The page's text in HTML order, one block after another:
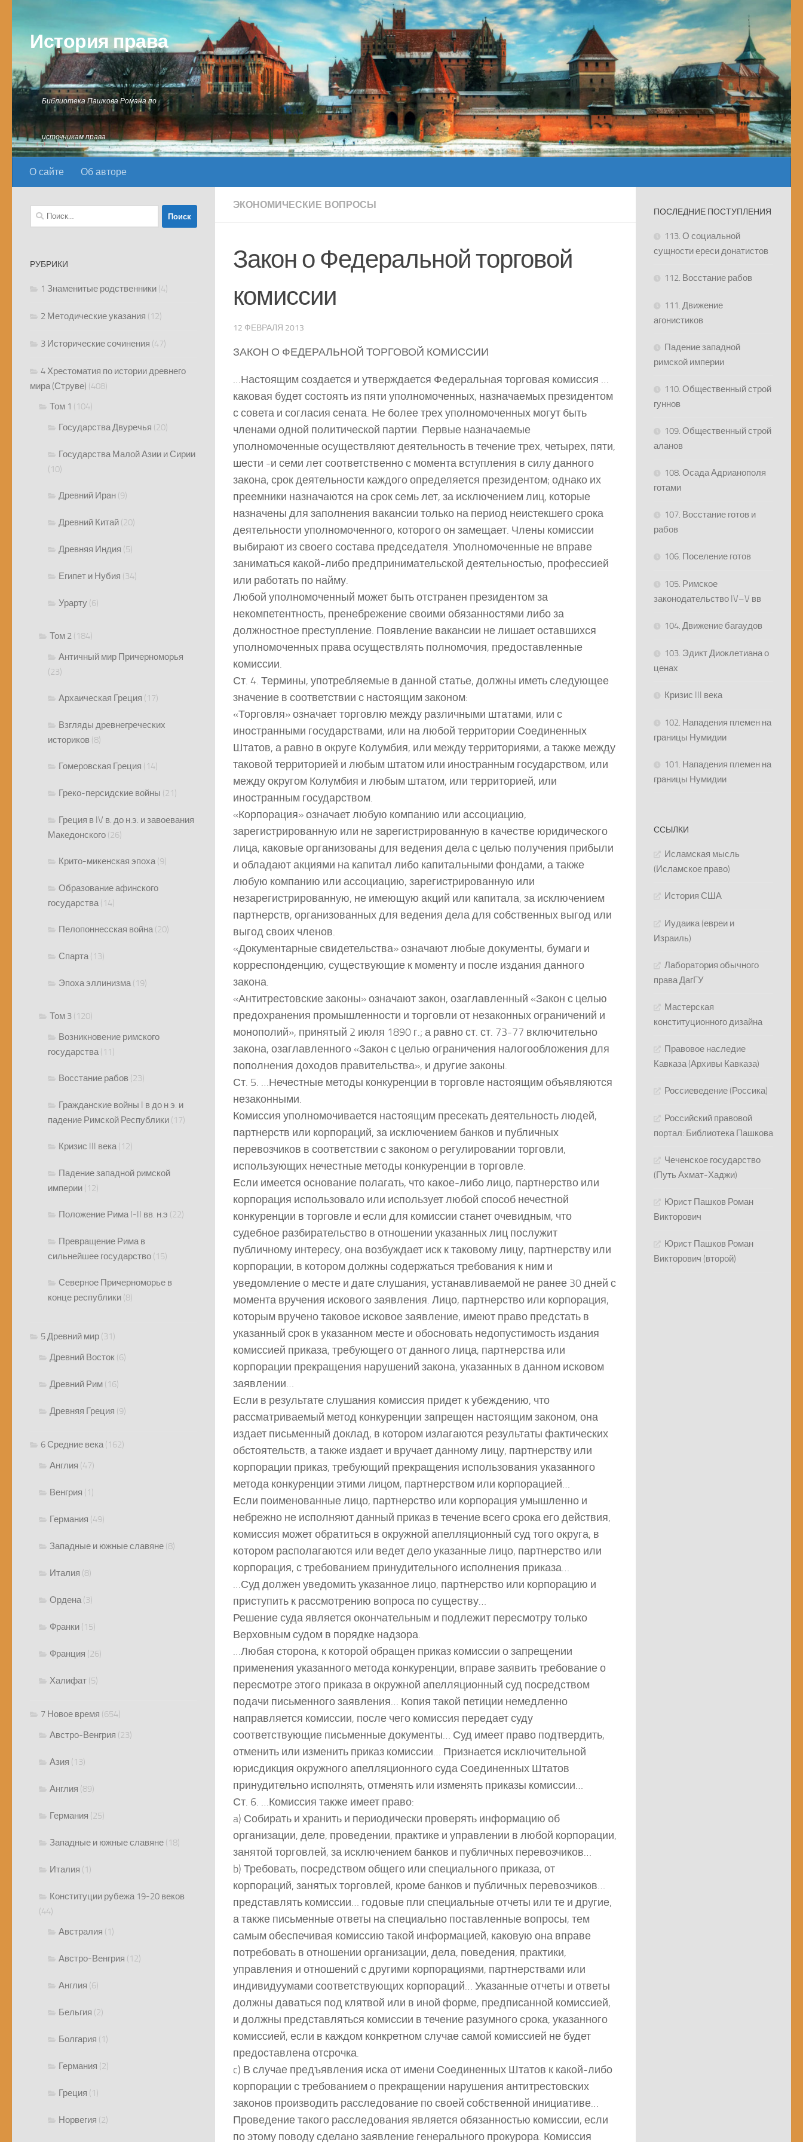
Перейти к содержимому
История права
Библиотека Пашкова Романа по
источникам права
О сайте Об авторе
ЭКОНОМИЧЕСКИЕ ВОПРОСЫ
Закон о Федеральной торговой
комиссии
12 ФЕВРАЛЯ 2013
ЗАКОН О ФЕДЕРАЛЬНОЙ ТОРГОВОЙ КОМИССИИ
…Настоящим создается и утверждается Федеральная торговая комиссия …
каковая будет состоять из пяти уполномоченных, назначаемых президентом
с совета и согласия сената. Не более трех уполномоченных могут быть
членами одной политической партии. Первые назначаемые
уполномоченные осуществляют деятельность в течение трех, четырех, пяти,
шести -и семи лет соответственно с момента вступления в силу данного
закона, срок деятельности каждого определяется президентом; однако их
преемники назначаются на срок семь лет, за исключением лиц, которые
назначены для заполнения вакансии только на период неистекшего срока
деятельности уполномоченного, которого он замещает. Члены комиссии
выбирают из своего состава председателя. Уполномоченные не вправе
заниматься какой-либо предпринимательской деятельностью, профессией
или работать по найму.
Любой уполномоченный может быть отстранен президентом за
некомпетентность, пренебрежение своими обязанностями либо за
должностное преступление. Появление вакансии не лишает оставшихся
уполномоченных права осуществлять полномочия, предоставленные
комиссии.
Ст. 4. Термины, употребляемые в данной статье, должны иметь следующее
значение в соответствии с настоящим законом:
«Торговля» означает торговлю между различными штатами, или с
иностранными государствами, или на любой территории Соединенных
Штатов, а равно в округе Колумбия, или между территориями, а также между
таковой территорией и любым штатом или иностранным государством, или
между округом Колумбия и любым штатом, или территорией, или
иностранным государством.
«Корпорация» означает любую компанию или ассоциацию,
зарегистрированную или не зарегистрированную в качестве юридического
лица, каковые организованы для ведения дела с целью получения прибыли
и обладают акциями на капитал либо капитальными фондами, а также
любую компанию или ассоциацию, зарегистрированную или
незарегистрированную, не имеющую акций или капитала, за исключением
партнерств, организованных для ведения дела для собственных выгод или
выгод своих членов.
«Документарные свидетельства» означают любые документы, бумаги и
корреспонденцию, существующие к моменту и после издания данного
закона.
«Антитрестовские законы» означают закон, озаглавленный «Закон с целью
предохранения промышленности и торговли от незаконных ограничений и
монополий», принятый 2 июля 1890 г.; а равно ст. ст. 73-77 включительно
закона, озаглавленного «Закон с целью ограничения налогообложения для
пополнения доходов правительства», и другие законы.
Ст. 5. …Нечестные методы конкуренции в торговле настоящим объявляются
незаконными.
Комиссия уполномочивается настоящим пресекать деятельность людей,
партнерств или корпораций, за исключением банков и публичных
перевозчиков в соответствии с законом о регулировании торговли,
использующих нечестные методы конкуренции в торговле.
Если имеется основание полагать, что какое-либо лицо, партнерство или
корпорация использовало или использует любой способ нечестной
конкуренции в торговле и если для комиссии станет очевидным, что
судебное разбирательство в отношении указанных лиц послужит
публичному интересу, она возбуждает иск к таковому лицу, партнерству или
корпорации, в котором должны содержаться требования к ним и
уведомление о месте и дате слушания, устанавливаемой не ранее 30 дней с
момента вручения искового заявления. Лицо, партнерство или корпорация,
которым вручено таковое исковое заявление, имеют право предстать в
указанный срок в указанном месте и обосновать недопустимость издания
комиссией приказа, требующего от данного лица, партнерства или
корпорации прекращения нарушений закона, указанных в данном исковом
заявлении…
Если в результате слушания комиссия придет к убеждению, что
рассматриваемый метод конкуренции запрещен настоящим законом, она
издает письменный доклад, в котором излагаются результаты фактических
обстоятельств, а также издает и вручает данному лицу, партнерству или
корпорации приказ, требующий прекращения использования указанного
метода конкуренции этими лицом, партнерством или корпорацией…
Если поименованные лицо, партнерство или корпорация умышленно и
небрежно не исполняют данный приказ в течение всего срока его действия,
комиссия может обратиться в окружной апелляционный суд того округа, в
котором располагаются или ведет дело указанные лицо, партнерство или
корпорация, с требованием принудительного исполнения приказа…
…Суд должен уведомить указанное лицо, партнерство или корпорацию и
приступить к рассмотрению вопроса по существу…
Решение суда является окончательным и подлежит пересмотру только
Верховным судом в порядке надзора.
…Любая сторона, к которой обращен приказ комиссии о запрещении
применения указанного метода конкуренции, вправе заявить требование о
пересмотре этого приказа в окружной апелляционный суд посредством
подачи письменного заявления… Копия такой петиции немедленно
направляется комиссии, после чего комиссия передает суду
соответствующие письменные документы… Суд имеет право подтвердить,
отменить или изменить приказ комиссии… Признается исключительной
юрисдикция окружного апелляционного суда Соединенных Штатов
принудительно исполнять, отменять или изменять приказы комиссии…
Ст. 6. …Комиссия также имеет право:
a) Собирать и хранить и периодически проверять информацию об
организации, деле, проведении, практике и управлении в любой корпорации,
занятой торговлей, за исключением банков и публичных перевозчиков…
b) Требовать, посредством общего или специального приказа, от
корпораций, занятых торговлей, кроме банков и публичных перевозчиков…
представлять комиссии… годовые пли специальные отчеты или те и другие,
а также письменные ответы на специально поставленные вопросы, тем
самым обеспечивая комиссию такой информацией, каковую она вправе
потребовать в отношении организации, дела, поведения, практики,
управления и отношений с другими корпорациями, партнерствами или
индивидуумами соответствующих корпораций… Указанные отчеты и ответы
должны даваться под клятвой или в иной форме, предписанной комиссией,
и должны представляться комиссии в течение разумного срока, указанного
комиссией, если в каждом конкретном случае самой комиссией не будет
предоставлена отсрочка.
c) В случае предъявления иска от имени Соединенных Штатов к какой-либо
корпорации с требованием о прекращении нарушения антитрестовских
законов производить расследование по своей собственной инициативе…
Проведение такого расследования является обязанностью комиссии, если
по этому поводу сделано заявление генерального прокурора. Комиссия
Найти:
РУБРИКИ
1 Знаменитые родственники (4)
2 Методические указания (12)
3 Исторические сочинения (47)
4 Хрестоматия по истории древнего
мира (Струве) (408)
Том 1 (104)
Государства Двуречья (20)
Государства Малой Азии и Сирии
(10)
Древний Иран (9)
Древний Китай (20)
Древняя Индия (5)
Египет и Нубия (34)
Урарту (6)
Том 2 (184)
Античный мир Причерноморья
(23)
Архаическая Греция (17)
Взгляды древнегреческих
историков (8)
Гомеровская Греция (14)
Греко-персидские войны (21)
Греция в IV в. до н.э. и завоевания
Македонского (26)
Крито-микенская эпоха(9)
Образование афинского
государства(14)
Пелопоннесская война(20)
Спарта(13)
Эпоха эллинизма(19)
Том 3 (120)
Возникновение римского
государства(11)
Восстание рабов (23)
Гражданские войны I в до н э. и
падение Римской Республики (17)
Кризис III века(12)
Падение западной римской
империи (12)
Положение Рима I-II вв. н.э (22)
Превращение Рима в
сильнейшее государство (15)
Северное Причерноморье в
конце республики (8)
5 Древний мир (31)
Древний Восток (6)
Древний Рим (16)
Древняя Греция (9)
6 Средние века(162)
Англия (47)
Венгрия (1)
Германия (49)
Западные и южные славяне (8)
Италия (8)
Ордена(3)
Франки (15)
Франция (26)
Халифат (5)
7 Новое время (654)
Австро-Венгрия (23)
Азия (13)
Англия (89)
Германия (25)
Западные и южные славяне (18)
Италия (1)
Конституции рубежа 19-20 веков
(44)
Австралия (1)
Австро-Венгрия (12)
Англия (6)
Бельгия (2)
Болгария (1)
Германия (2)
Греция (1)
Норвегия (2)
ПОСЛЕДНИЕ ПОСТУПЛЕНИЯ
113. О социальной
сущности ереси донатистов
112. Восстание рабов
111. Движение
агонистиков
Падение западной
римской империи
110. Общественный строй
гуннов
109. Общественный строй
аланов
108. Осада Адрианополя
готами
107. Восстание готов и
рабов
106. Поселение готов
105. Римское
законодательство IV–V вв
104. Движение багаудов
103. Эдикт Диоклетиана о
ценах
Кризис III века
102. Нападения племен на
границы Нумидии
101. Нападения племен на
границы Нумидии
ССЫЛКИ
Исламская мысль
(Исламское право)
История США
Иудаика (евреи и
Израиль)
Лаборатория обычного
права ДагГУ
Мастерская
конституционного дизайна
Правовое наследие
Кавказа (Архивы Кавказа)
Россиеведение (Россика)
Российский правовой
портал: Библиотека Пашкова
Чеченское государство
(Путь Ахмат-Хаджи)
Юрист Пашков Роман
Викторович
Юрист Пашков Роман
Викторович (второй)